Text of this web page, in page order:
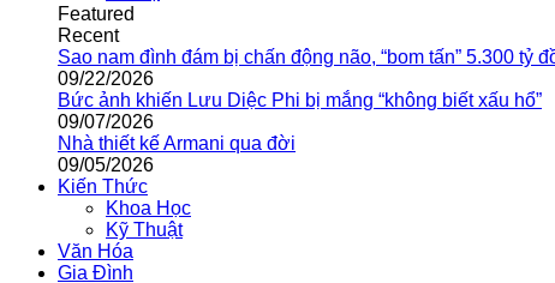
Featured
Recent
Sao nam đình đám bị chấn động não, “bom tấn” 5.300 tỷ
09/22/2026
Bức ảnh khiến Lưu Diệc Phi bị mắng “không biết xấu hổ”
09/07/2026
Nhà thiết kế Armani qua đời
09/05/2026
Kiến Thức
Khoa Học
Kỹ Thuật
Văn Hóa
Gia Đình